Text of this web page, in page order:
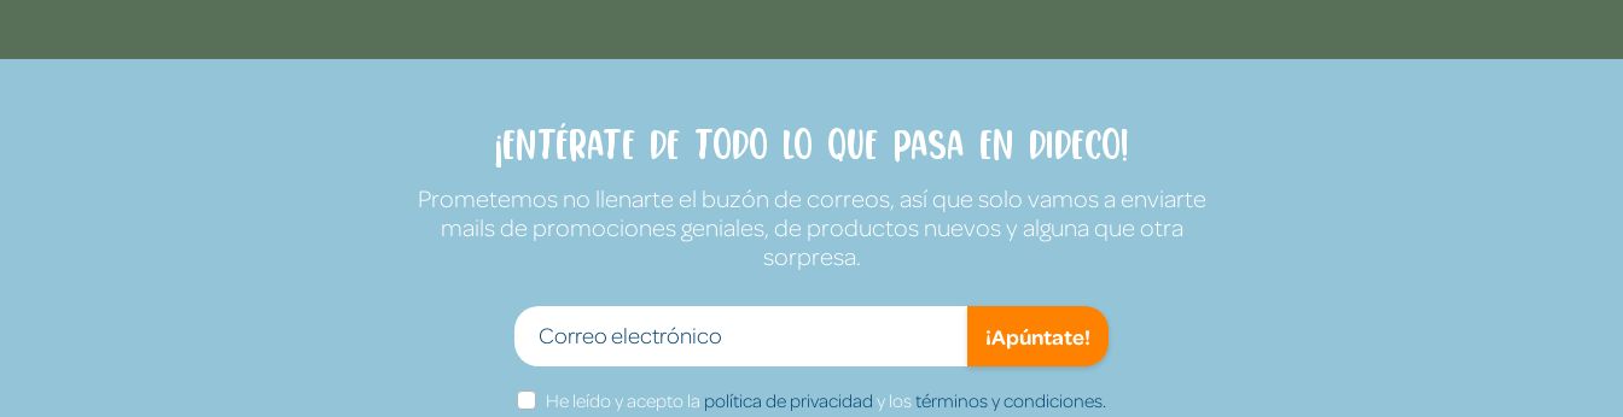
¡Entérate de todo lo que pasa en Dideco!
Prometemos no llenarte el buzón de correos, así que solo vamos a enviarte
mails de promociones geniales, de productos nuevos y alguna que otra
sorpresa.
¡Apúntate!
He leído y acepto la política de privacidad y lostérminos y condiciones.